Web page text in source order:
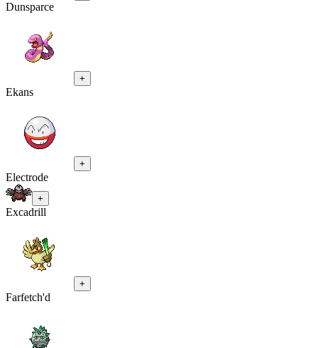
Dunsparce
+
Ekans
+
Electrode
+
Excadrill
+
Farfetch'd